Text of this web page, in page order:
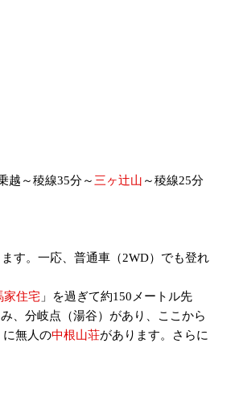
越～稜線35分～ 三ヶ辻山 ～稜線25分
す。一応、普通車（2WD）でも登れ
家住宅 」を過ぎて約150メートル先
、分岐点（湯谷）があり、ここから
に無人の中根山荘があります。さらに